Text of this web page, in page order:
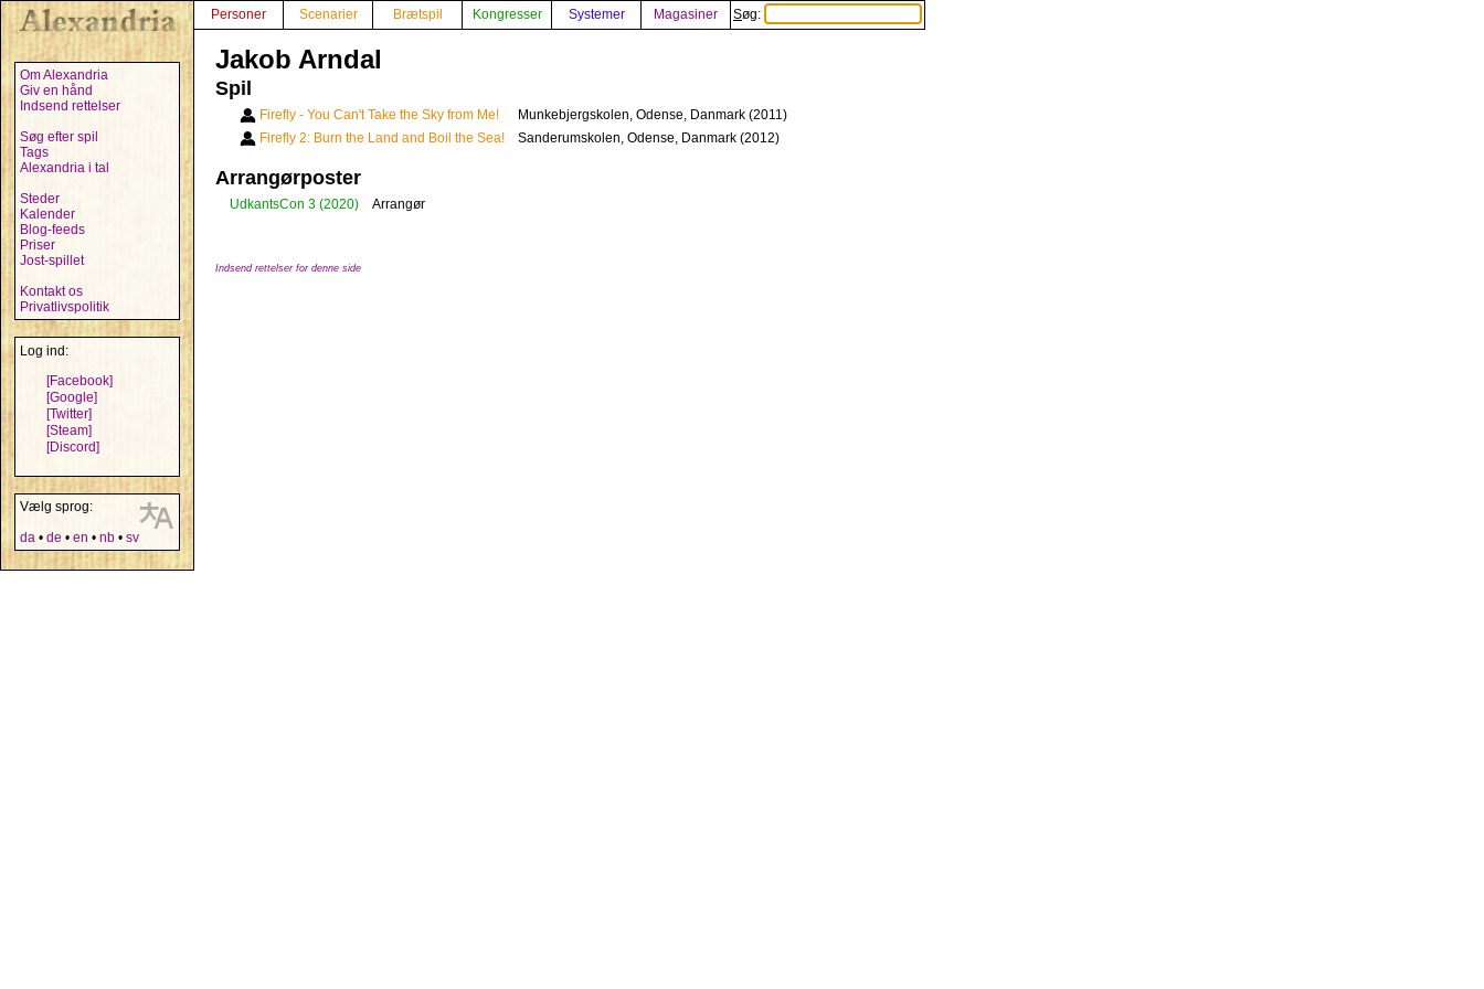
Om Alexandria
Giv en hånd
Indsend rettelser
Søg efter spil
Tags
Alexandria i tal
Steder
Kalender
Blog-feeds
Priser
Jost-spillet
Kontakt os
Privatlivspolitik
Log ind:
[Facebook]
[Google]
[Twitter]
[Steam]
[Discord]
Vælg sprog:
da • de • en • nb • sv
Personer Scenarier Brætspil Kongresser Systemer Magasiner Søg:
Jakob Arndal
Spil
Firefly - You Can't Take the Sky from Me!
Munkebjergskolen, Odense, Danmark (2011)
Firefly 2: Burn the Land and Boil the Sea!
Sanderumskolen, Odense, Danmark (2012)
Arrangørposter
UdkantsCon 3 (2020) Arrangør
Indsend rettelser for denne side